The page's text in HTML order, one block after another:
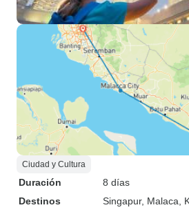
Ciudad y Cultura
Duración
8 días
Destinos
Singapur, Malaca ,